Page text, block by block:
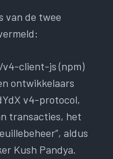
van de twee
v4-client-js (npm)
ontwikkelaars
v4-protocol,
transacties, het
aldus
Kush Pandya.